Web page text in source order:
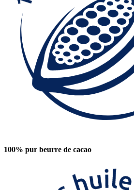
100% pur beurre de cacao